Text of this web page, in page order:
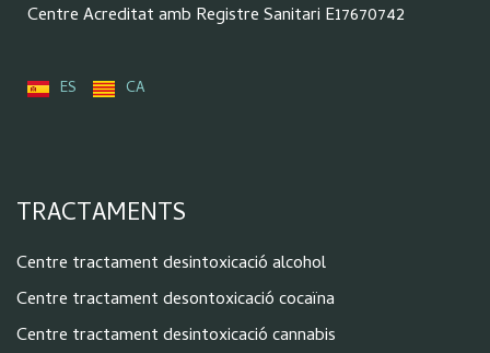
Centre Acreditat amb Registre Sanitari E17670742
ES CA
TRACTAMENTS
Centre tractament desintoxicació alcohol
Centre tractament desontoxicació cocaïna
Centre tractament desintoxicació cannabis